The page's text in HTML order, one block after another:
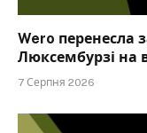
Wero перенесла
Люксембурзі на
7 Серпня 2026